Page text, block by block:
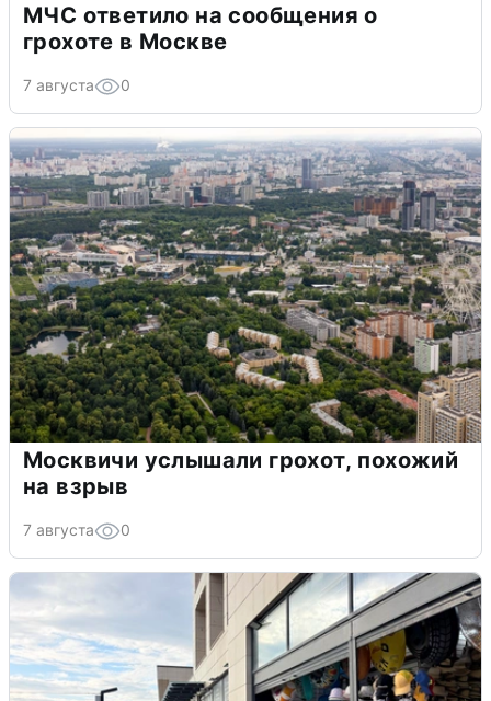
МЧС ответило на сообщения о
грохоте в Москве
7 августа 0
Москвичи услышали грохот, похожий
на взрыв
7 августа 0